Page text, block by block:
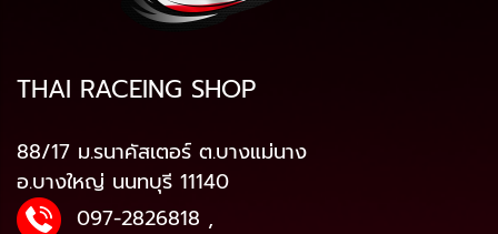
THAI RACEING SHOP
88/17 ม.รนาคัสเตอร์ ต.บางแม่นาง
อ.บางใหญ่ นนทบุรี 11140
097-2826818 ,